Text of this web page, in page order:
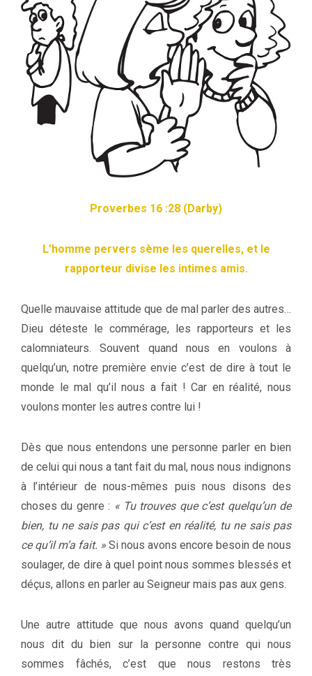
Proverbes 16 :28 (Darby)
L’homme pervers sème les querelles, et le
rapporteur divise les intimes amis.
Quelle mauvaise attitude que de mal parler des autres…
Dieu déteste le commérage, les rapporteurs et les
calomniateurs. Souvent quand nous en voulons à
quelqu’un, notre première envie c’est de dire à tout le
monde le mal qu’il nous a fait ! Car en réalité, nous
voulons monter les autres contre lui !
Dès que nous entendons une personne parler en bien
de celui qui nous a tant fait du mal, nous nous indignons
à l’intérieur de nous-mêmes puis nous disons des
choses du genre : « Tu trouves que c’est quelqu’un de
bien, tu ne sais pas qui c’est en réalité, tu ne sais pas
ce qu’il m’a fait. » Si nous avons encore besoin de nous
soulager, de dire à quel point nous sommes blessés et
déçus, allons en parler au Seigneur mais pas aux gens.
Une autre attitude que nous avons quand quelqu’un
nous dit du bien sur la personne contre qui nous
sommes fâchés, c’est que nous restons très